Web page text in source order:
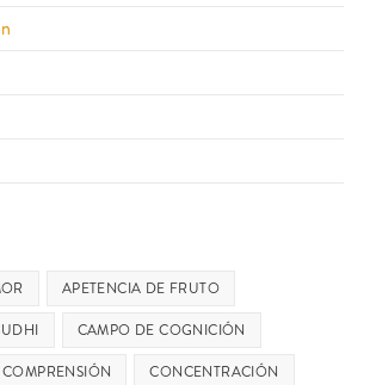
APETENCIA DE FRUTO
CAMPO DE COGNICIÓN
COMPRENSIÓN
CONCENTRACIÓN